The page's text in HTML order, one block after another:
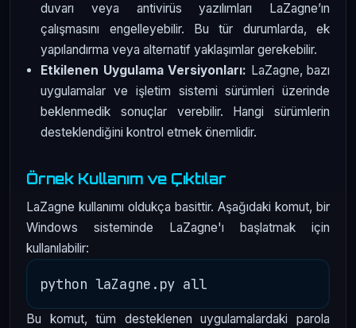
duvarı veya antivirüs yazılımları LaZagne’ın
çalışmasını engelleyebilir. Bu tür durumlarda, ek
yapılandırma veya alternatif yaklaşımlar gerekebilir.
Etkilenen Uygulama Versiyonları: LaZagne, bazı
uygulamalar ve işletim sistemi sürümleri üzerinde
beklenmedik sonuçlar verebilir. Hangi sürümlerin
desteklendiğini kontrol etmek önemlidir.
Örnek Kullanım ve Çıktılar
LaZagne kullanımı oldukça basittir. Aşağıdaki komut, bir
Windows sisteminde LaZagne'ı başlatmak için
kullanılabilir:
Bu komut, tüm desteklenen uygulamalardaki parola